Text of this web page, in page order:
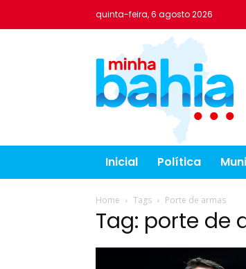
quinta-feira, 6 agosto 2026
Inicial Política
Home Tags Porte de armas
Tag: porte de